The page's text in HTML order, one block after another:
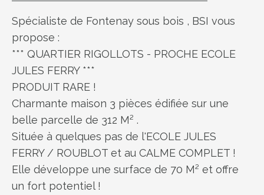
Spécialiste de Fontenay sous bois , BSI vous
propose :
*** QUARTIER RIGOLLOTS - PROCHE ECOLE
JULES FERRY ***
PRODUIT RARE !
Charmante maison 3 pièces édifiée sur une
belle parcelle de 312 M² .
Située à quelques pas de l'ECOLE JULES
FERRY / ROUBLOT et au CALME COMPLET !
Elle développe une surface de 70 M² et offre
un fort potentiel !